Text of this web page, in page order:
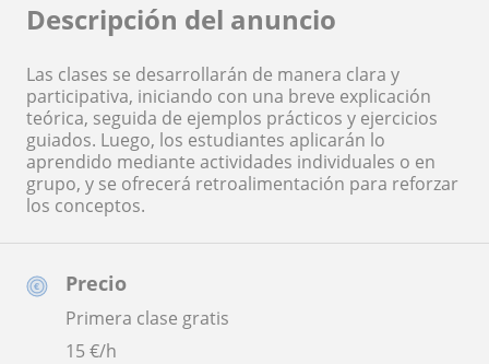
Precio
Primera clase gratis
15€/h
Descripción del anuncio
Las clases se desarrollarán de manera clara y
participativa, iniciando con una breve explicación
teórica, seguida de ejemplos prácticos y ejercicios
guiados. Luego, los estudiantes aplicarán lo
aprendido mediante actividades individuales o en
grupo, y se ofrecerá retroalimentación para reforzar
los conceptos.